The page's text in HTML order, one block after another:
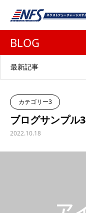
BLOG
最新記事
カテゴリー3
ブログサンプル3
2022.10.18